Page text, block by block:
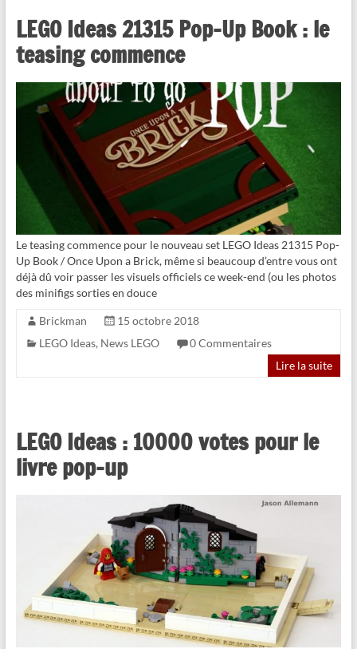
LEGO Ideas 21315 Pop-Up Book : le
teasing commence
Le teasing commence pour le nouveau set LEGO Ideas 21315 Pop-
Up Book / Once Upon a Brick, même si beaucoup d’entre vous ont
déjà dû voir passer les visuels officiels ce week-end (ou les photos
des minifigs sorties en douce
Brickman
15 octobre 2018
LEGO Ideas, News LEGO
0 Commentaires
Lire la suite
LEGO Ideas : 10000 votes pour le
livre pop-up